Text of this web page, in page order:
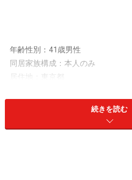
年齢性別：41歳男性
同居家族構成：本人のみ
居住地：東京都
現預金：200万円、リスク資産：
続きを読む